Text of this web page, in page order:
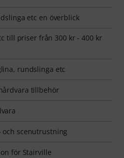
etc en överblick
till priser från 300 kr - 400 kr
rundslinga etc
tillbehör
scenutrustning
för Stairville